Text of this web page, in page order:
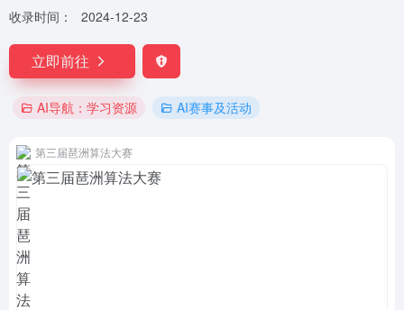
收录时间： 2024-12-23
立即前往
AI导航：学习资源 AI赛事及活动
第三届琶洲算法大赛